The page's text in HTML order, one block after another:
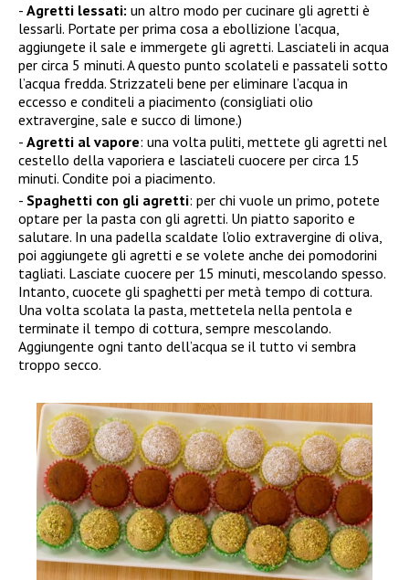
Agretti lessati: un altro modo per cucinare gli agretti è
lessarli. Portate per prima cosa a ebollizione l’acqua,
aggiungete il sale e immergete gli agretti. Lasciateli in acqua
per circa 5 minuti. A questo punto scolateli e passateli sotto
l’acqua fredda. Strizzateli bene per eliminare l’acqua in
eccesso e conditeli a piacimento (consigliati olio
extravergine, sale e succo di limone.)
Agretti al vapore: una volta puliti, mettete gli agretti nel
cestello della vaporiera e lasciateli cuocere per circa 15
minuti. Condite poi a piacimento.
Spaghetti con gli agretti: per chi vuole un primo, potete
optare per la pasta con gli agretti. Un piatto saporito e
salutare. In una padella scaldate l’olio extravergine di oliva,
poi aggiungete gli agretti e se volete anche dei pomodorini
tagliati. Lasciate cuocere per 15 minuti, mescolando spesso.
Intanto, cuocete gli spaghetti per metà tempo di cottura.
Una volta scolata la pasta, mettetela nella pentola e
terminate il tempo di cottura, sempre mescolando.
Aggiungente ogni tanto dell’acqua se il tutto vi sembra
troppo secco.